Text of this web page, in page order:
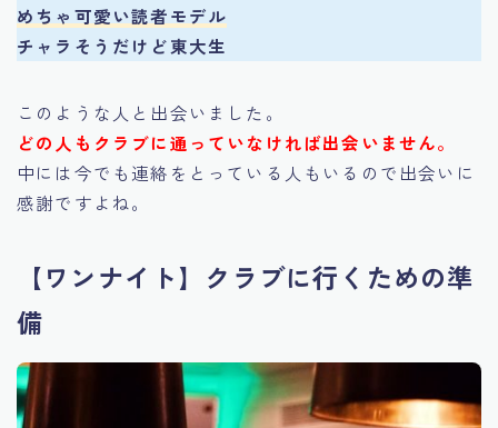
めちゃ可愛い読者モデル
チャラそうだけど東大生
このような人と出会いました。
どの人もクラブに通っていなければ出会いません。
中には今でも連絡をとっている人もいるので出会いに
感謝ですよね。
【ワンナイト】クラブに行くための準
備